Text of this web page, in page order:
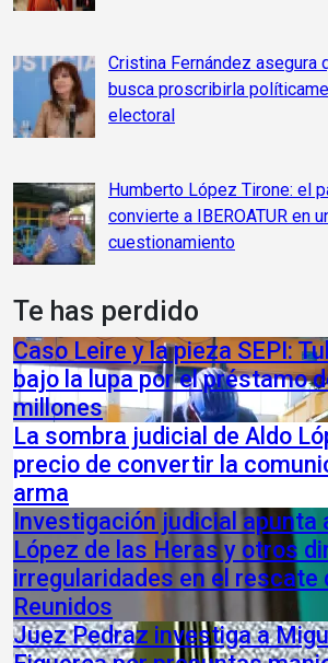
Cristina Fernández asegura
busca proscribirla
electoral
Humberto López Tirone: el
convierte a IBEROATUR en
cuestionamiento
Te has perdido
Caso Leire y la pieza SEPI:
bajo la lupa por el préstamo
millones
La sombra judicial de Aldo
precio de convertir la
arma
Investigación judicial apunta
López de las Heras y otros
irregularidades en el rescate
Reunidos
Juez Pedraz investiga a